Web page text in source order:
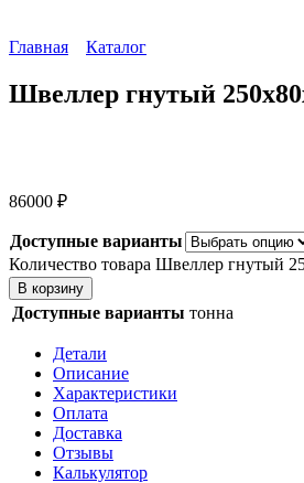
Главная Каталог
Швеллер гнутый
86000 ₽
Доступные варианты
Количество товара Швеллер гнутый
В корзину
Доступные варианты тонна
Детали
Описание
Характеристики
Оплата
Доставка
Отзывы
Калькулятор